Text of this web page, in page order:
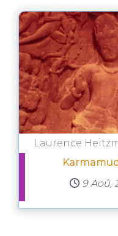
Laurence
9 Aoû,